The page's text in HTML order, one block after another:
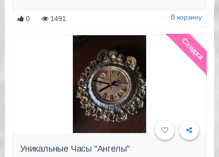
0 1491 В корзину
Скидка
Уникальные Часы "Ангелы"